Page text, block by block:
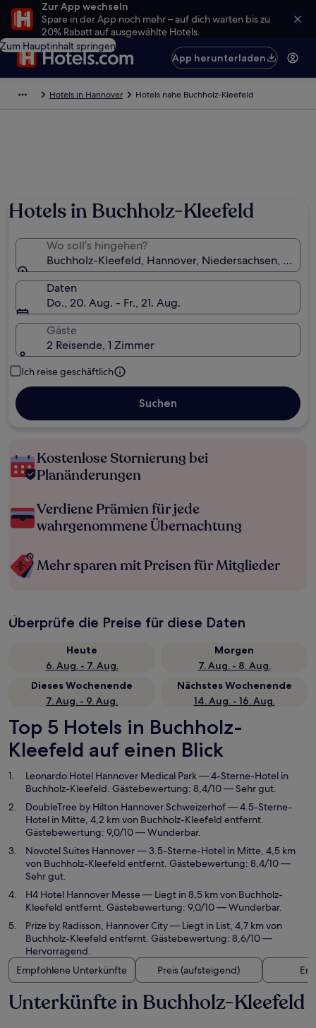
Zur App wechseln
Spare in der App noch mehr – auf dich warten bis zu
20% Rabatt auf ausgewählte Hotels.
Zum Hauptinhalt springen
App herunterladen
Hotels in Hannover Hotels nahe Buchholz-Kleefeld
Hotels in Buchholz-Kleefeld
Wo soll’s hingehen?
Buchholz-Kleefeld, Hannover, Niedersachsen,
Daten
Do., 20. Aug. - Fr., 21. Aug.
Gäste
2 Reisende, 1 Zimmer
Ich reise geschäftlich
Suchen
Kostenlose Stornierung bei
Planänderungen
Verdiene Prämien für jede
wahrgenommene Übernachtung
Mehr sparen mit Preisen für Mitglieder
Überprüfe die Preise für diese Daten
Heute
6. Aug. - 7. Aug.
Morgen
7. Aug. - 8. Aug.
Dieses Wochenende
7. Aug. - 9. Aug.
Nächstes Wochenende
14. Aug. - 16. Aug.
Top 5 Hotels in Buchholz-
Kleefeld auf einen Blick
Leonardo Hotel Hannover Medical Park— 4-Sterne-Hotel in
Buchholz-Kleefeld. Gästebewertung: 8,4/10 — Sehr gut.
DoubleTree by Hilton Hannover Schweizerhof— 4.5-Sterne-
Hotel in Mitte, 4,2 km von Buchholz-Kleefeld entfernt.
Gästebewertung: 9,0/10 — Wunderbar.
Novotel Suites Hannover— 3.5-Sterne-Hotel in Mitte, 4,5 km
von Buchholz-Kleefeld entfernt. Gästebewertung: 8,4/10 —
Sehr gut.
H4 Hotel Hannover Messe— Liegt in 8,5 km von Buchholz-
Kleefeld entfernt. Gästebewertung: 9,0/10 — Wunderbar.
Prize by Radisson, Hannover City— Liegt in List, 4,7 km von
Buchholz-Kleefeld entfernt. Gästebewertung: 8,6/10 —
Hervorragend.
Empfohlene Unterkünfte
Preis (aufsteigend)
Unterkünfte in Buchholz-Kleefeld